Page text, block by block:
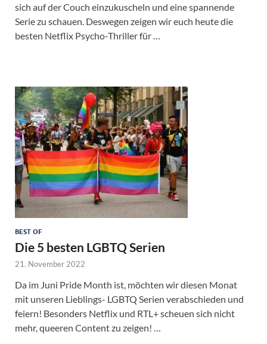
sich auf der Couch einzukuscheln und eine spannende
Serie zu schauen. Deswegen zeigen wir euch heute die
besten Netflix Psycho-Thriller für …
BEST OF
Die 5 besten LGBTQ Serien
21. November 2022
Da im Juni Pride Month ist, möchten wir diesen Monat
mit unseren Lieblings- LGBTQ Serien verabschieden und
feiern! Besonders Netflix und RTL+ scheuen sich nicht
mehr, queeren Content zu zeigen! …